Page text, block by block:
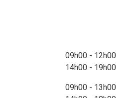
09h00 - 12h00
14h00 - 19h00
09h00 - 13h00